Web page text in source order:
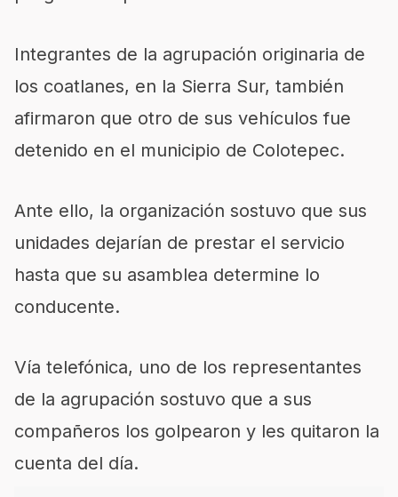
Integrantes de la agrupación originaria de
los coatlanes, en la Sierra Sur, también
afirmaron que otro de sus vehículos fue
detenido en el municipio de Colotepec.
Ante ello, la organización sostuvo que sus
unidades dejarían de prestar el servicio
hasta que su asamblea determine lo
conducente.
Vía telefónica, uno de los representantes
de la agrupación sostuvo que a sus
compañeros los golpearon y les quitaron la
cuenta del día.